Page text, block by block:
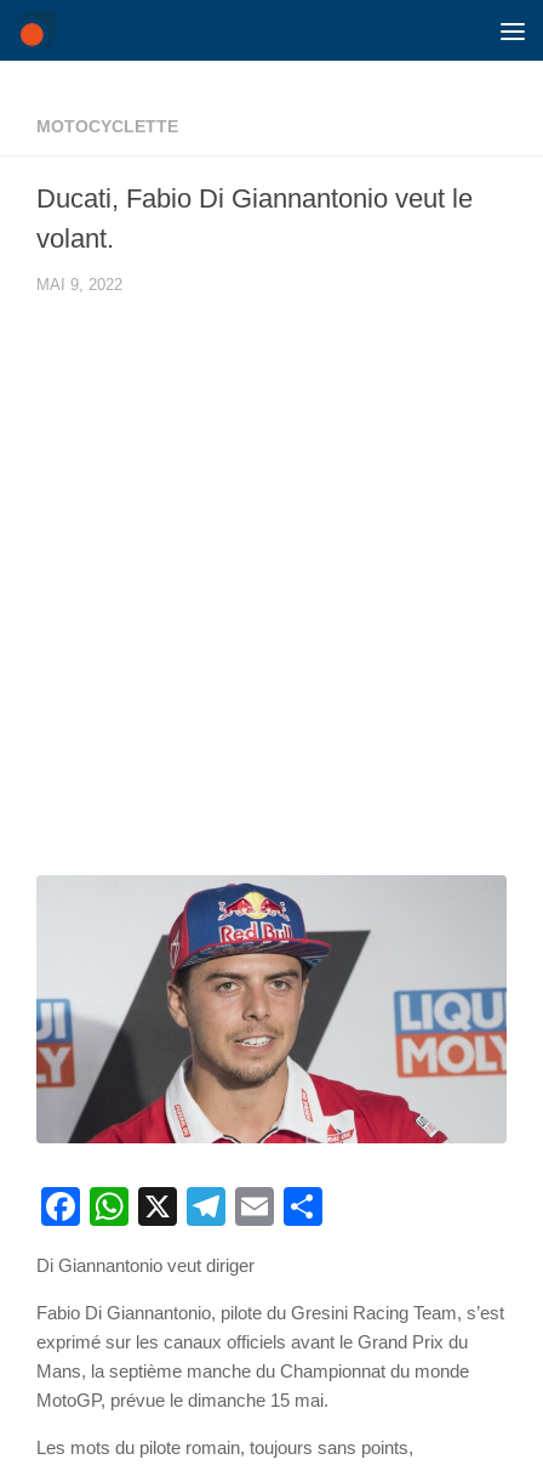
Skip to content
MOTOCYCLETTE
Ducati, Fabio Di Giannantonio veut le
volant.
MAI 9, 2022
Facebook
WhatsApp
X Telegram
Email
Di Giannantonio veut diriger
Fabio Di Giannantonio, pilote du Gresini Racing Team, s’est
exprimé sur les canaux officiels avant le Grand Prix du
Mans, la septième manche du Championnat du monde
MotoGP, prévue le dimanche 15 mai.
Les mots du pilote romain, toujours sans points,